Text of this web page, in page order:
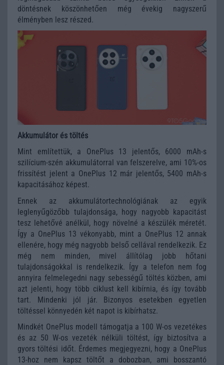
döntésnek köszönhetően még évekig nagyszerű
élményben lesz részed.
Akkumulátor és töltés
Mint említettük, a OnePlus 13 jelentős, 6000 mAh-s
szilícium-szén akkumulátorral van felszerelve, ami 10%-os
frissítést jelent a OnePlus 12 már jelentős, 5400 mAh-s
kapacitásához képest.
Ennek az akkumulátortechnológiának az egyik
leglenyűgözőbb tulajdonsága, hogy nagyobb kapacitást
tesz lehetővé anélkül, hogy növelné a készülék méretét.
Így a OnePlus 13 vékonyabb, mint a OnePlus 12 annak
ellenére, hogy még nagyobb belső cellával rendelkezik. Ez
még nem minden, mivel állítólag jobb hőtani
tulajdonságokkal is rendelkezik. Így a telefon nem fog
annyira felmelegedni nagy sebességű töltés közben, ami
azt jelenti, hogy több ciklust kell kibírnia, és így tovább
tart. Mindenki jól jár. Bizonyos esetekben egyetlen
töltéssel könnyedén két napot is kibírhatsz.
Mindkét OnePlus modell támogatja a 100 W-os vezetékes
és az 50 W-os vezeték nélküli töltést, így biztosítva a
gyors töltési időt. Érdemes megjegyezni, hogy a OnePlus
13-hoz nem kapsz töltőt a dobozban, ami bosszantó